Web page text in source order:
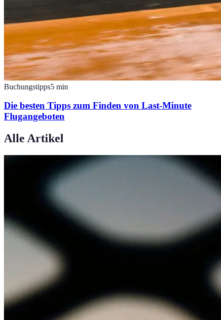
Buchungstipps5 min
Die besten Tipps zum Finden von Last-Minute
Flugangeboten
Alle Artikel